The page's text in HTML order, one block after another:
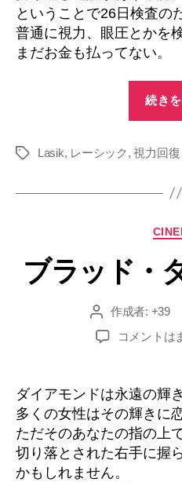
ということで26日検査の
普通に視力、眼圧とかを
まだお金も払ってない。
続き
タ
Lasik, レーシック ,視力回復
ブラッド・
投
稿
者
作成者: +39
ブ
ド・
ダ
イ
ア
モ
ン
コメントは
ダイアモンドは永遠の輝
多くの女性はその輝きに
ただそのあなたの指の上
切り落とされた右手に握
かもしれません。